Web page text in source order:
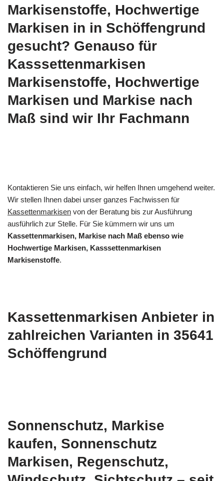
Markisenstoffe, Hochwertige
Markisen in in Schöffengrund
gesucht? Genauso für
Kasssettenmarkisen
Markisenstoffe, Hochwertige
Markisen und Markise nach
Maß sind wir Ihr Fachmann
Kontaktieren Sie uns einfach, wir helfen Ihnen umgehend weiter.
Wir stellen Ihnen dabei unser ganzes Fachwissen für
Kassettenmarkisen von der Beratung bis zur Ausführung
ausführlich zur Stelle. Für Sie kümmern wir uns um
Kassettenmarkisen, Markise nach Maß ebenso wie
Hochwertige Markisen, Kasssettenmarkisen
Markisenstoffe.
Kassettenmarkisen Anbieter in
zahlreichen Varianten in 35641
Schöffengrund
Sonnenschutz, Markise
kaufen, Sonnenschutz
Markisen, Regenschutz,